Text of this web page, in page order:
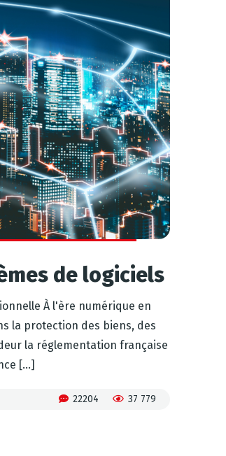
de logiciels
À l'ère numérique en
la protection des biens, des
la réglementation française
[...]
37 779
22204